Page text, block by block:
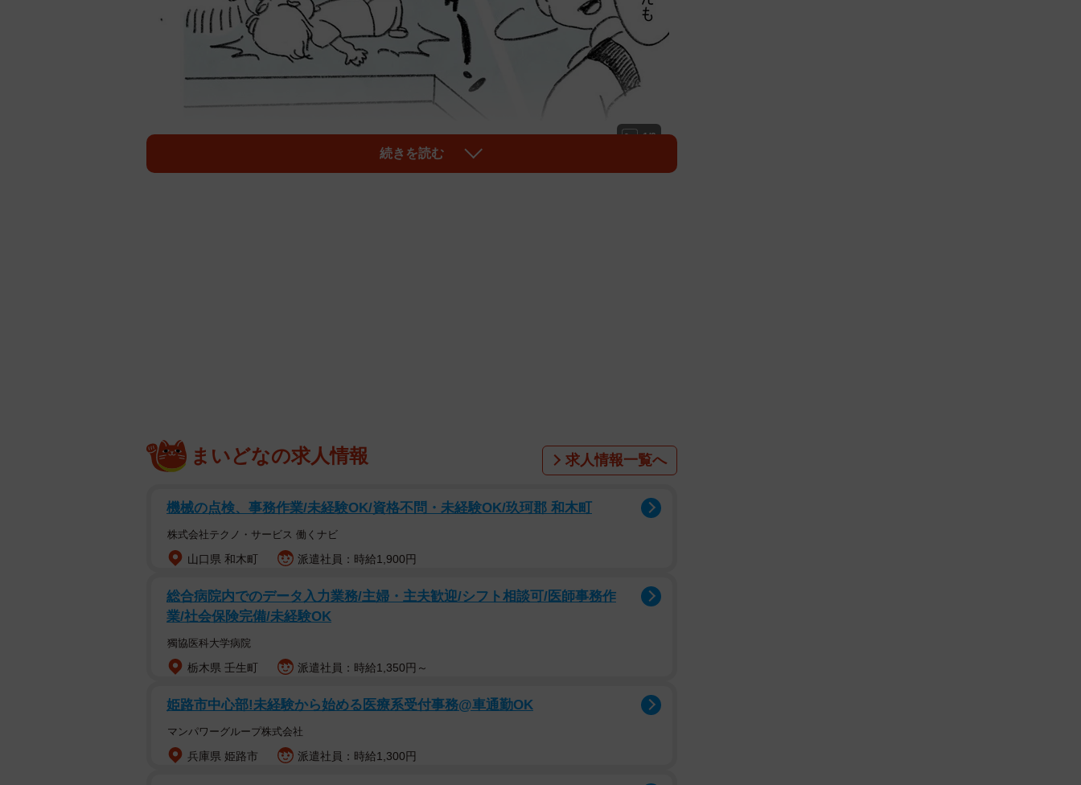
1/9
（ @yukiyama_27 ）」さん。保育園に通う２歳の「はるちゃん」と４歳の「ちーちゃん」
の漫画にしてSNSに発表しています。今回は、保育園帰りに起きた“困った”を、見事解決し
保育園下駄箱前でわりと頻発する“困った”が…
続きを読む
まいどなの求人情報 求人情報一覧へ
機械の点検、事務作業/未経験OK/資格不問・未経験OK/玖珂郡 和木町
株式会社テクノ・サービス 働くナビ
山口県 和木町 派遣社員：時給1,900円
総合病院内でのデータ入力業務/主婦・主夫歓迎/シフト相談可/医師事務作
業/社会保険完備/未経験OK
獨協医科大学病院
栃木県 壬生町 派遣社員：時給1,350円～
姫路市中心部!未経験から始める医療系受付事務@車通勤OK
マンパワーグループ株式会社
兵庫県 姫路市 派遣社員：時給1,300円